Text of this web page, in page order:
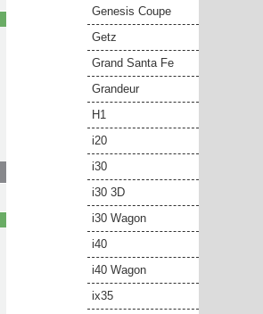
Genesis Coupe
Getz
Grand Santa Fe
Grandeur
H1
i20
i30
i30 3D
i30 Wagon
i40
i40 Wagon
ix35